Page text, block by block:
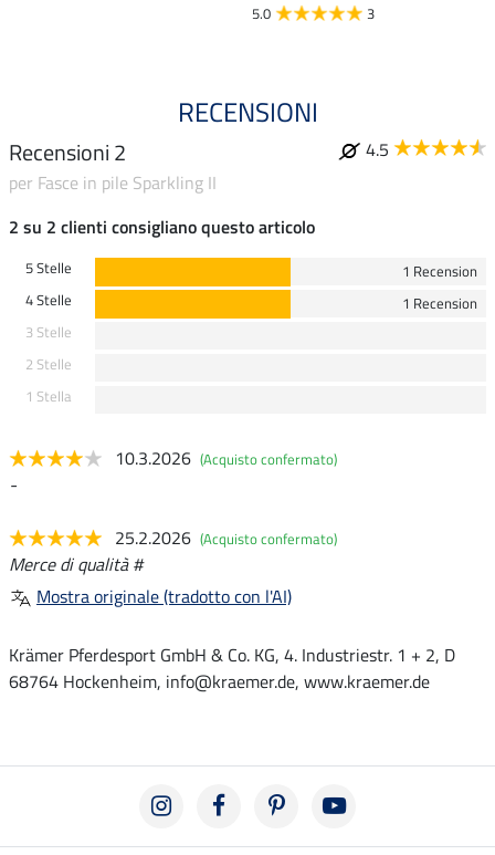
5.0 3
RECENSIONI
Recensioni 2
4.5
per Fasce in pile Sparkling II
2 su 2 clienti consigliano questo articolo
5 Stelle
1 Recension
4 Stelle
1 Recension
3 Stelle
2 Stelle
1 Stella
10.3.2026 (Acquisto confermato)
-
25.2.2026 (Acquisto confermato)
Merce di qualità #
Mostra originale (tradotto con l'AI)
Krämer Pferdesport GmbH & Co. KG, 4. Industriestr. 1 + 2, D
68764 Hockenheim, info@kraemer.de, www.kraemer.de